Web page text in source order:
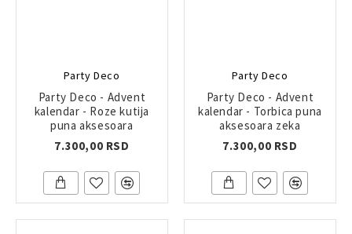
Party Deco
Party Deco - Advent
kalendar - Roze kutija
puna aksesoara
7.300,00 RSD
Party Deco
Party Deco - Advent
kalendar - Torbica puna
aksesoara zeka
7.300,00 RSD